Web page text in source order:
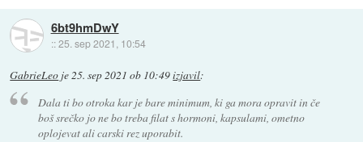
6bt9hmDwY
::25. sep 2021, 10:54
GabrieLeo je25. sep 2021 ob 10:49izjavil:
Dala ti bo otroka kar je bare minimum, ki ga mora opravit in če
boš srečko jo ne bo treba filat s hormoni, kapsulami, ometno
oplojevat ali carski rez uporabit.